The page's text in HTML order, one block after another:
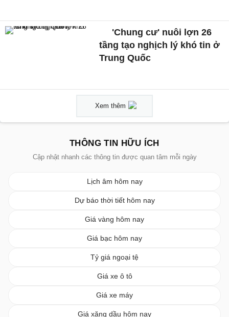
'Chung cư' nuôi lợn 26
tầng tạo nghịch lý khó tin ở
Trung Quốc
Xem thêm
THÔNG TIN HỮU ÍCH
Cập nhật nhanh các thông tin được quan tâm mỗi ngày
Lịch âm hôm nay
Dự báo thời tiết hôm nay
Giá vàng hôm nay
Giá bạc hôm nay
Tỷ giá ngoại tệ
Giá xe ô tô
Giá xe máy
Giá xăng dầu hôm nay